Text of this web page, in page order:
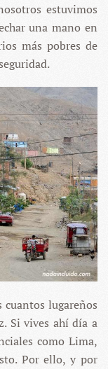
estuvimos
una mano en
más pobres de
cuantos lugareños
Si vives ahí día a
como Lima,
Por ello, y por